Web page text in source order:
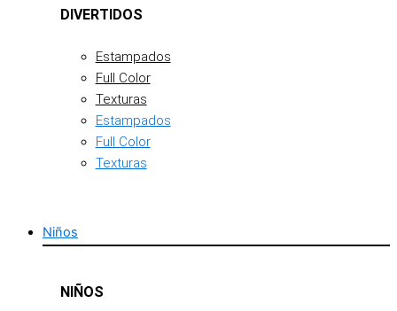
DIVERTIDOS
Estampados
Full Color
Texturas
Estampados
Full Color
Texturas
Niños
NIÑOS